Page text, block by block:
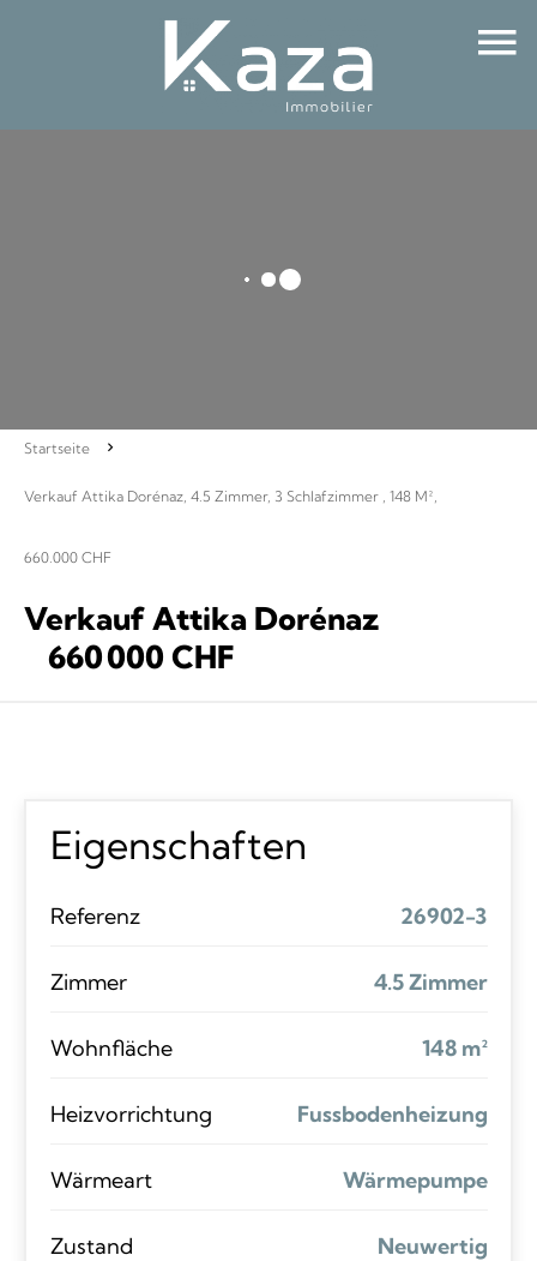
Startseite
Verkauf Attika Dorénaz, 4.5 Zimmer, 3 Schlafzimmer , 148 M²,
660.000 CHF
Verkauf Attika Dorénaz
660 000 CHF
Eigenschaften
Referenz 26902-3
Zimmer 4.5 Zimmer
Wohnfläche 148 m²
Heizvorrichtung Fussbodenheizung
Wärmeart Wärmepumpe
Zustand Neuwertig